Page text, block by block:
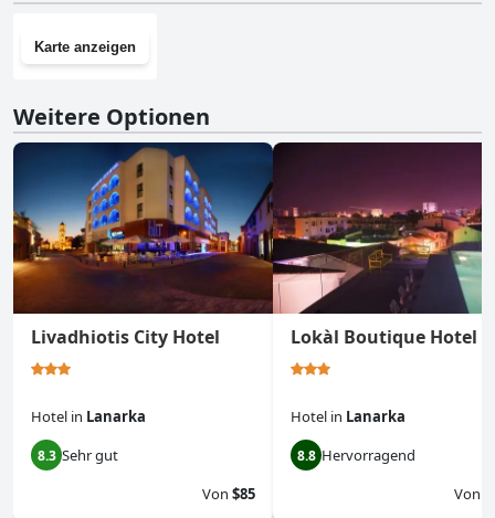
Karte anzeigen
Weitere Optionen
Livadhiotis City Hotel
Hotel in Lanarka
8.3 Sehr gut
Von $85
Lokàl Boutique Hotel
Hotel in Lanarka
8.8 Hervorragend
Von